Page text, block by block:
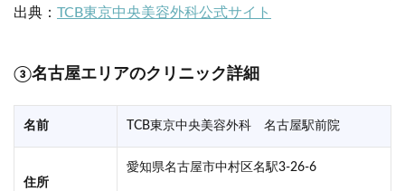
出典： TCB東京中央美容外科公式サイト
③名古屋エリアのクリニック詳細
名前 TCB東京中央美容外科 名古屋駅前院
住所
愛知県名古屋市中村区名駅3-26-6